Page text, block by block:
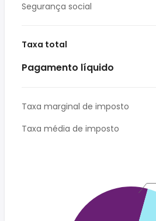
Segurança social
Taxa total
Pagamento líquido
Taxa marginal de imposto
Taxa média de imposto